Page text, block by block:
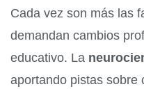
Cada vez son más las
demandan cambios
educativo. La
aportando pistas sobre